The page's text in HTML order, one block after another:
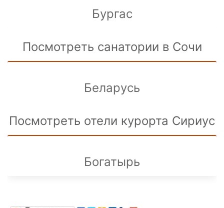
Бургас
Посмотреть санатории в Сочи
Беларусь
Посмотреть отели курорта Сириус
Богатырь